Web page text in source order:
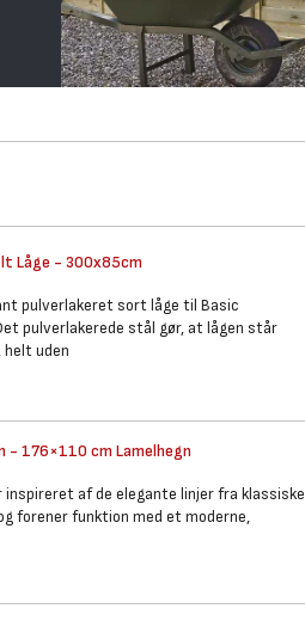
Låge - 300x85cm
pulverlakeret sort låge til Basic
pulverlakerede stål gør, at lågen står
uden
- 176×110 cm Lamelhegn
inspireret af de elegante linjer fra klassiske
forener funktion med et moderne,